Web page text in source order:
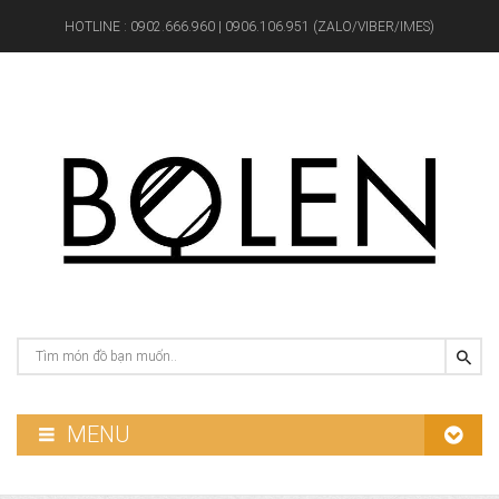
HOTLINE : 0902.666.960 | 0906.106.951 (ZALO/VIBER/IMES)
MENU